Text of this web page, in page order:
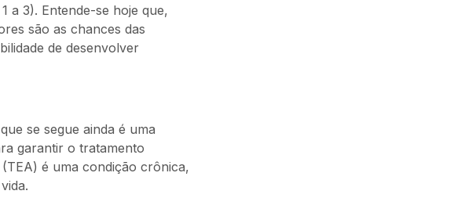
a 3). Entende-se hoje que,
são as chances das
de desenvolver
se segue ainda é uma
garantir o tratamento
é uma condição crônica,